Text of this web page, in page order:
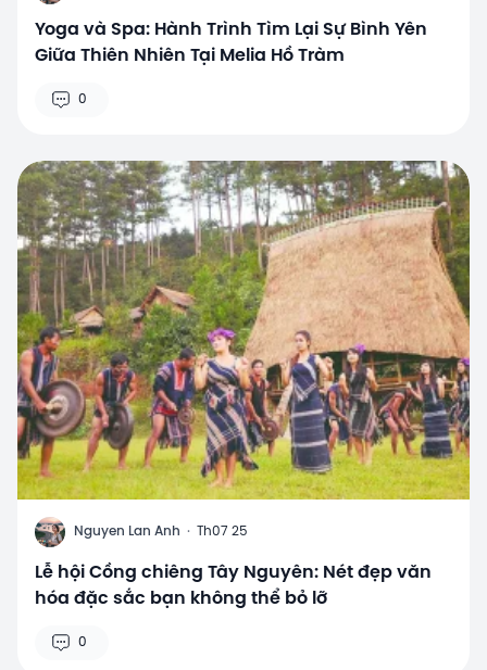
Yoga và Spa: Hành Trình Tìm Lại Sự Bình Yên
Giữa Thiên Nhiên Tại Melia Hồ Tràm
0
N Nguyen Lan Anh · Th07 25
Lễ hội Cồng chiêng Tây Nguyên: Nét đẹp văn
hóa đặc sắc bạn không thể bỏ lỡ
0